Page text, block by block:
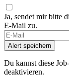
Ja, sendet mir bitte
E-Mail zu.
Alert speichern
Du kannst diese
deaktivieren.